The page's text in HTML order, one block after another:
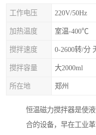
工作电压 220V/50Hz
加热温度 室温-400℃
搅拌速度 0-2600转/分
搅拌容量 大2000ml
所在地 郑州
恒温磁力搅拌器是使
合的设备，早在工业